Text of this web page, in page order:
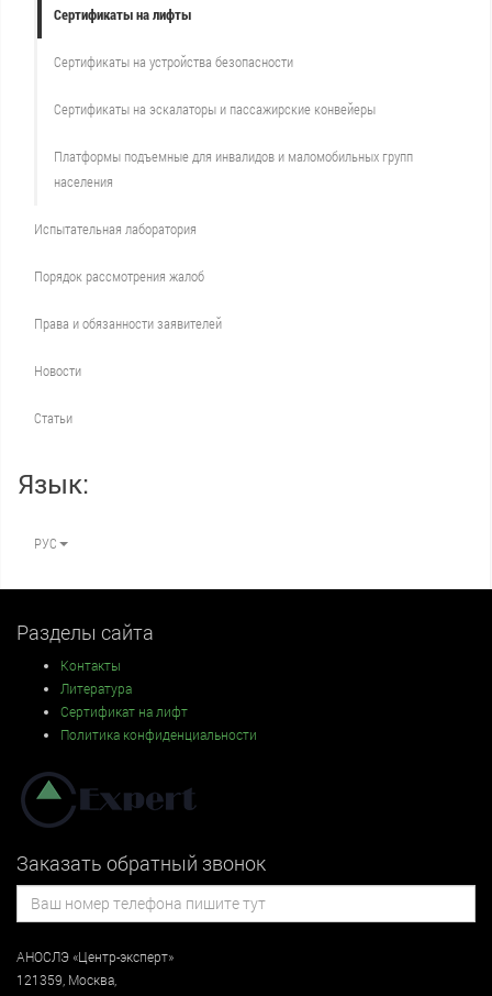
Сертификаты на лифты
Сертификаты на устройства безопасности
Сертификаты на эскалаторы и пассажирские конвейеры
Платформы подъемные для инвалидов и маломобильных групп
населения
Испытательная лаборатория
Порядок рассмотрения жалоб
Права и обязанности заявителей
Новости
Статьи
Язык:
РУС
Разделы сайта
Контакты
Литература
Сертификат на лифт
Политика конфиденциальности
Заказать обратный звонок
АНОСЛЭ «Центр-эксперт»
121359 Москва